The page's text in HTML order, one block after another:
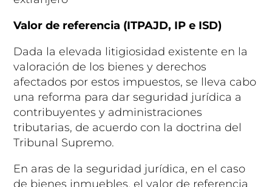
Valor de referencia (ITPAJD, IP e ISD)
Dada la elevada litigiosidad existente en la
valoración de los bienes y derechos
afectados por estos impuestos, se lleva cabo
una reforma para dar seguridad jurídica a
contribuyentes y administraciones
tributarias, de acuerdo con la doctrina del
Tribunal Supremo.
En aras de la seguridad jurídica, en el caso
de bienes inmuebles, el valor de referencia